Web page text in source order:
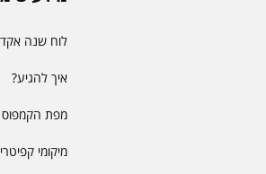
לוח שנה
איך להגיע?
מפת הקמפוס
מיקומי